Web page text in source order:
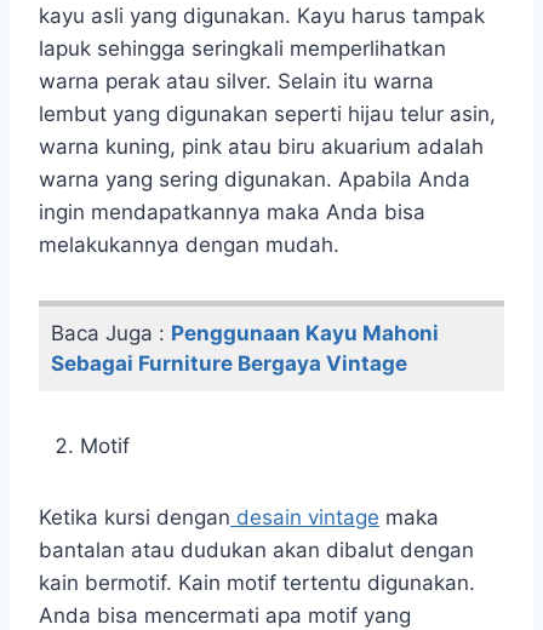
kayu asli yang digunakan. Kayu harus tampak
lapuk sehingga seringkali memperlihatkan
warna perak atau silver. Selain itu warna
lembut yang digunakan seperti hijau telur asin,
warna kuning, pink atau biru akuarium adalah
warna yang sering digunakan. Apabila Anda
ingin mendapatkannya maka Anda bisa
melakukannya dengan mudah.
Baca Juga : Penggunaan Kayu Mahoni
Sebagai Furniture Bergaya Vintage
Motif
Ketika kursi dengan desain vintage maka
bantalan atau dudukan akan dibalut dengan
kain bermotif. Kain motif tertentu digunakan.
Anda bisa mencermati apa motif yang